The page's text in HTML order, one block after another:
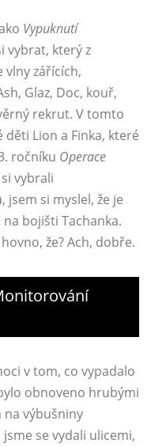
Vypuknutí
vybrat, který z
zářících,
Glaz, Doc, kouř,
rekrut. V tomto
Lion a Finka, které
ročníku Operace
vybrali
jsem si myslel, že je
bojišti Tachanka.
že? Ach, dobře.
v tom, co vypadalo
obnoveno hrubými
výbušniny
se vydali ulicemi,